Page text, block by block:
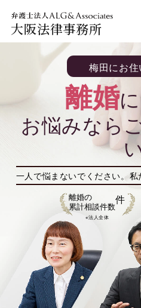
大阪法律事務所
梅田にお住
離婚
お悩みなら
一人で悩まないでください。 私
離婚の
累計相談件数
件
※法人全体